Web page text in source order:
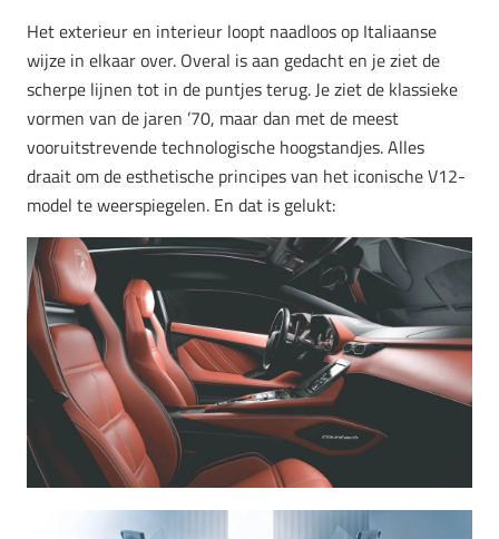
Het exterieur en interieur loopt naadloos op Italiaanse
wijze in elkaar over. Overal is aan gedacht en je ziet de
scherpe lijnen tot in de puntjes terug. Je ziet de klassieke
vormen van de jaren ’70, maar dan met de meest
vooruitstrevende technologische hoogstandjes. Alles
draait om de esthetische principes van het iconische V12-
model te weerspiegelen. En dat is gelukt: